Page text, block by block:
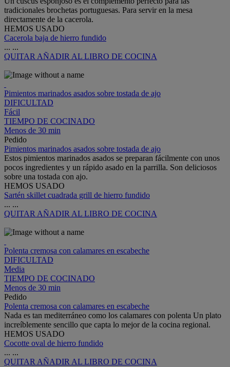
tradicionales brochetas portuguesas. Para servir en la mesa
directamente de la cacerola.
HEMOS USADO
Cacerola baja de hierro fundido
... ...
QUITAR AÑADIR AL LIBRO DE COCINA
Pimientos marinados asados sobre tostada de ajo
DIFICULTAD
Fácil
TIEMPO DE COCINADO
Menos de 30 min
Pedido
Pimientos marinados asados sobre tostada de ajo
Estos pimientos marinados asados se preparan fácilmente con unos
pocos ingredientes y un rápido asado en la parrilla. Son deliciosos
sobre una tostada con ajo.
HEMOS USADO
Sartén skillet cuadrada grill de hierro fundido
... ...
QUITAR AÑADIR AL LIBRO DE COCINA
Polenta cremosa con calamares en escabeche
DIFICULTAD
Media
TIEMPO DE COCINADO
Menos de 30 min
Pedido
Polenta cremosa con calamares en escabeche
Nada es tan mediterráneo como los calamares con polenta Un plato
increíblemente sencillo que capta lo mejor de la cocina regional.
HEMOS USADO
Cocotte oval de hierro fundido
... ...
QUITAR AÑADIR AL LIBRO DE COCINA